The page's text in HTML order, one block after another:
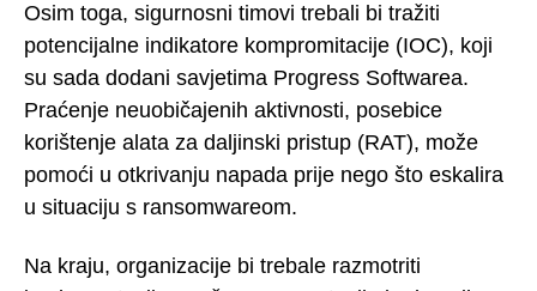
Osim toga, sigurnosni timovi trebali bi tražiti
potencijalne indikatore kompromitacije (IOC), koji
su sada dodani savjetima Progress Softwarea.
Praćenje neuobičajenih aktivnosti, posebice
korištenje alata za daljinski pristup (RAT), može
pomoći u otkrivanju napada prije nego što eskalira
u situaciju s ransomwareom.
Na kraju, organizacije bi trebale razmotriti